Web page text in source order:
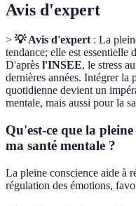
Avis d'expert
> 💡 Avis d'expert : La
tendance; elle est essentielle
D'après l'INSEE, le stress
dernières années. Intégrer la
quotidienne devient un
mentale, mais aussi pour la
Qu'est-ce que la
ma santé mentale ?
La pleine conscience aide à
régulation des émotions,